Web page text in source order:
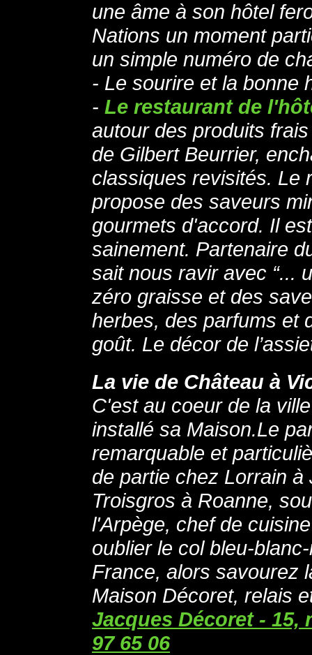
une âme à son hôtel
Nations un moment
un simple numéro de
- Le sourire et la bonne
- Le restaurant de
autour des produits
de Gilbert Beurrier,
classiques revisités. Le
propose des saveurs
gourmets d'accord. Il
sainement. Partenaire
sait nous ravir avec “...
zéro graisse et des
herbes, des parfums et
goût. Le décor de
La vie de Château à
C'est au coeur de la
installé sa Maison.Le
remarquable et
de partie chez Lorrain
Troisgros à Roanne,
l'Arpège, chef de
oublier le col bleu-
France, alors savourez
Maison Décoret, relais
Jacques Décoret - 15,
97 65 06